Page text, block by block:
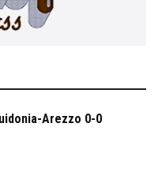
Arezzo 0-0